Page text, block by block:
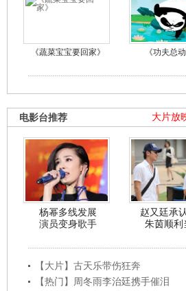
《蔬菜宝宝要回家》 《功夫总
大片放
电影台推荐
杨幂多线发展
演员变身歌手
赵又廷承
朱茵顺利
【大片】古天乐带伤狂奔
【热门】周冬雨李治廷携手催泪